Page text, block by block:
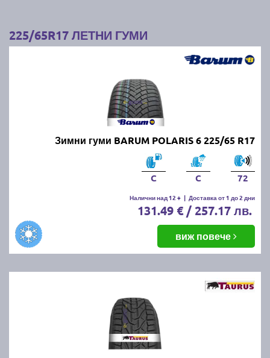
225/65R17 ЛЕТНИ ГУМИ
Зимни гуми BARUM POLARIS 6 225/65 R17
C C 72
Налични над 12 + | Доставка от 1 до 2 дни
131.49 € / 257.17 лв.
виж повече